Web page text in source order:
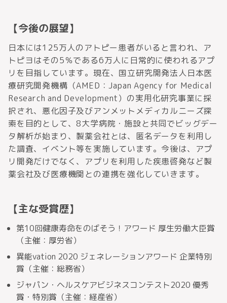
【今後の展望】
日本には125万人のアトピー患者がいると言われ、ア
トピヨはその5％である6万人に日常的に使われるアプ
リを目指しています。現在、国立研究開発法人日本医
療研究開発機構（AMED：Japan Agency for Medical
Research and Development）の実用化研究事業に採
択され、悪化因子及びアンメットメディカルニーズ探
索を目的として、8大学病院・施設と共同でビッグデー
タ解析が始まり、製薬会社とは、匿名データを利用し
た調査、イベント等を実施しています。今後は、アプ
リ開発だけでなく、アプリを利用した疾患啓発など製
薬会社及び医療機関との連携を強化していきます。
【主な受賞歴】
第10回健康寿命をのばそう！アワード 厚生労働大臣賞
（主催：厚労省）
異能vation 2020 ジェネレーションアワード 企業特別
賞（主催：総務省）
ジャパン・ヘルスケアビジネスコンテスト2020 優秀
賞・特別賞（主催：経産省）